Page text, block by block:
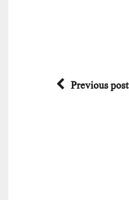
Previous post